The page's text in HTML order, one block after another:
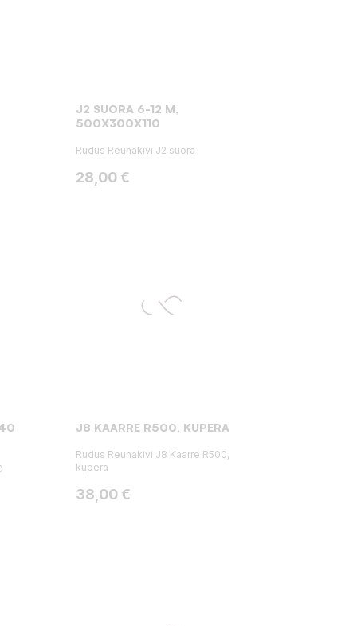
J2 SUORA 6-12 M,
500X300X110
Rudus Reunakivi J2 suora
Hinta
28,00 €
J8 KAARRE R500, KUPERA
Rudus Reunakivi J8 Kaarre R500,
kupera
Hinta
38,00 €